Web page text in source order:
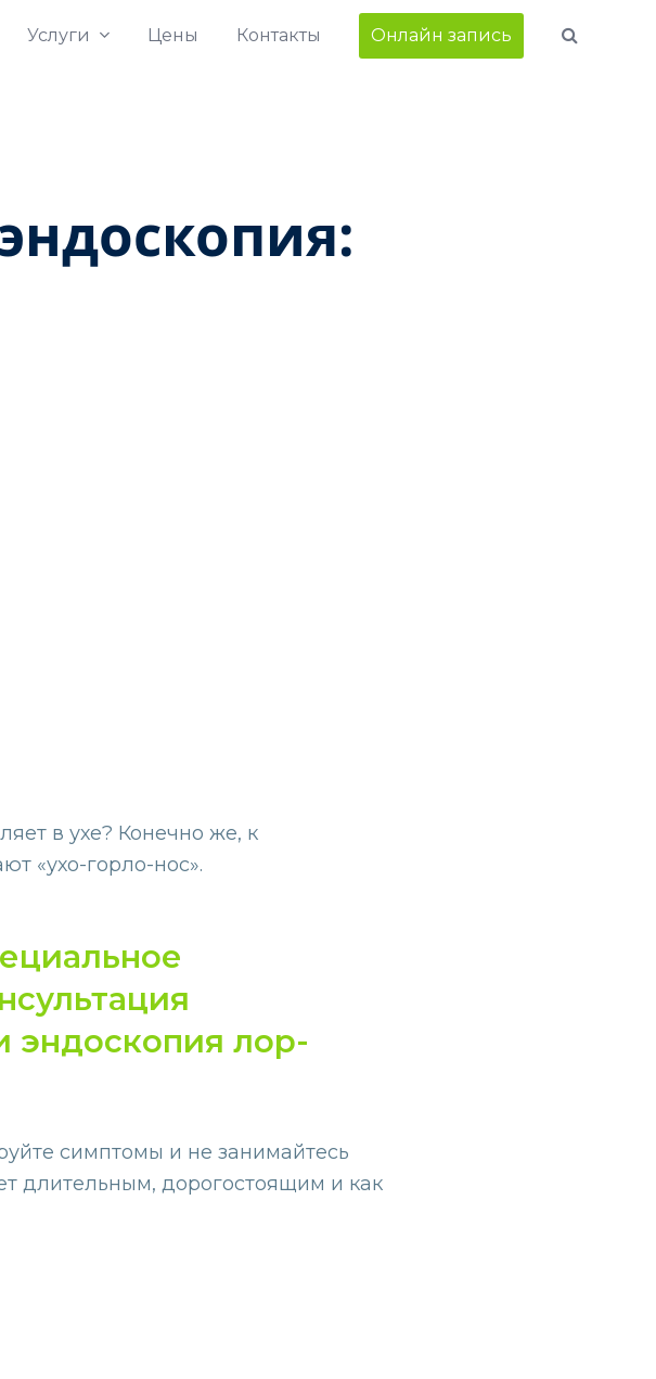
Услуги Цены Контакты Онлайн запись
в ухе? Конечно же, к
«ухо-горло-нос».
эндоскопия лор-
симптомы и не занимайтесь
длительным, дорогостоящим и как